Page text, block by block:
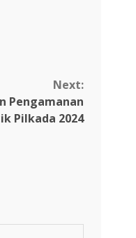
Next:
Pengamanan
Pilkada 2024